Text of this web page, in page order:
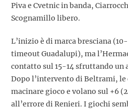
Piva e Cvetnic in banda,
Scognamillo libero.
L’inizio è di marca bresciana
timeout Guadalupi), ma
contatto sul 15-14 sfruttando un
Dopo l’intervento di Beltrami,
macinare gioco e volano sul +6
all’errore di Renieri. I giochi